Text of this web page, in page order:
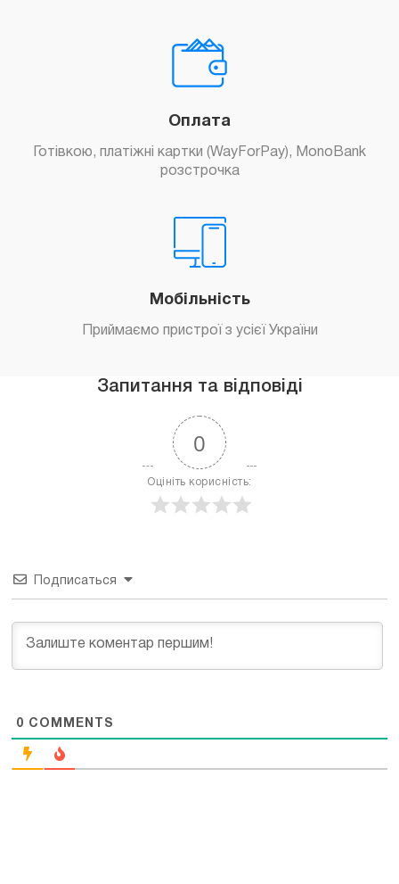
Оплата
Готівкою, платіжні картки (WayForPay), MonoBank
розстрочка
Мобільність
Приймаємо пристрої з усієї України
Запитання та відповіді
0
Оцініть корисність:
Подписаться
0 COMMENTS